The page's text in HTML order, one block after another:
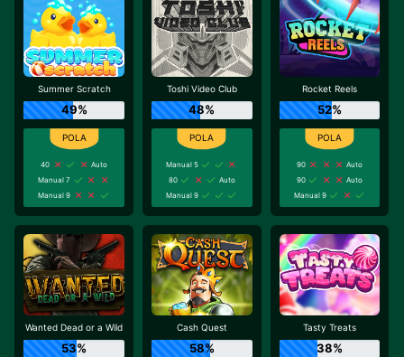
Summer Scratch
49%
40
Auto
Manual 7
Manual 9
Toshi Video Club
48%
Manual 5
80
Auto
Manual 9
Rocket Reels
52%
90
Auto
90
Auto
Manual 9
Wanted Dead or a Wild
53%
Cash Quest
58%
Tasty Treats
38%